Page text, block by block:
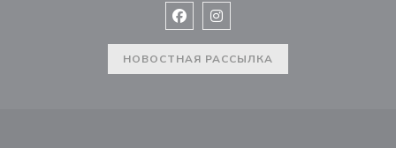
Facebook ((открывается в новом
Instagram ((открывается в
НОВОСТНАЯ РАССЫЛКА